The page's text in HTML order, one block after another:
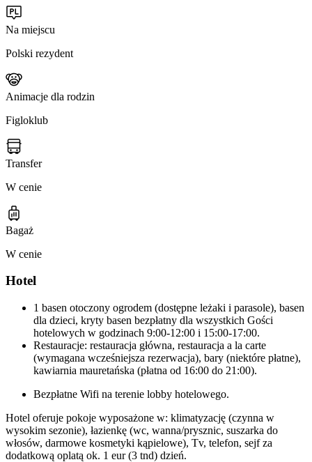
Na miejscu
Polski rezydent
Animacje dla rodzin
Figloklub
Transfer
W cenie
Bagaż
W cenie
Hotel
1 basen otoczony ogrodem (dostępne leżaki i parasole), basen
dla dzieci, kryty basen bezpłatny dla wszystkich Gości
hotelowych w godzinach 9:00-12:00 i 15:00-17:00.
Restauracje: restauracja główna, restauracja a la carte
(wymagana wcześniejsza rezerwacja), bary (niektóre płatne),
kawiarnia mauretańska (płatna od 16:00 do 21:00).
Bezpłatne Wifi na terenie lobby hotelowego.
Hotel oferuje pokoje wyposażone w: klimatyzację (czynna w
wysokim sezonie), łazienkę (wc, wanna/prysznic, suszarka do
włosów, darmowe kosmetyki kąpielowe), Tv, telefon, sejf za
dodatkową oplatą ok. 1 eur (3 tnd) dzień.